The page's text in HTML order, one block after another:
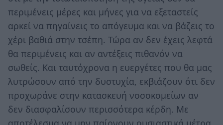
περιμένεις μέρες και μήνες για να εξεταστείς
αρκεί να πηγαίνεις το απόγευμα και να βάζεις το
χέρι βαθιά στην τσέπη. Τώρα αν δεν έχεις λεφτά
θα περιμένεις και αν αντέξεις πιθανόν να
σωθείς. Και ταυτόχρονα η ευεργέτες που θα μας
λυτρώσουν από την δυστυχία, εκβιάζουν ότι δεν
προχωράνε στην κατασκευή νοσοκομείων αν
δεν διασφαλίσουν περισσότερα κέρδη. Με